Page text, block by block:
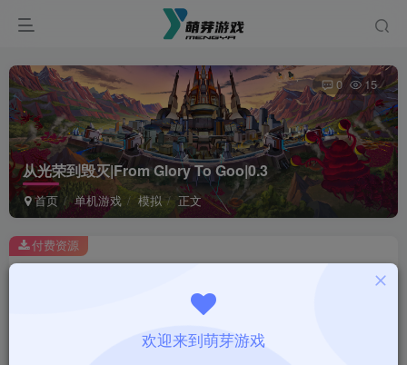
从光荣到毁灭|From Glory To Goo|0.3
首页 单机游戏 模拟 正文
0 15
此内容为付费资源，请付费后查看
￥1
付费资源
欢迎来到萌芽游戏